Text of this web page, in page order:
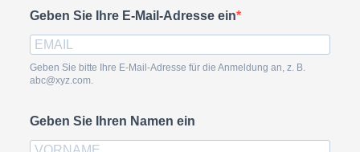
Geben Sie Ihre E-Mail-Adresse ein
Geben Sie bitte Ihre E-Mail-Adresse für die Anmeldung an, z. B.
abc@xyz.com.
Geben Sie Ihren Namen ein